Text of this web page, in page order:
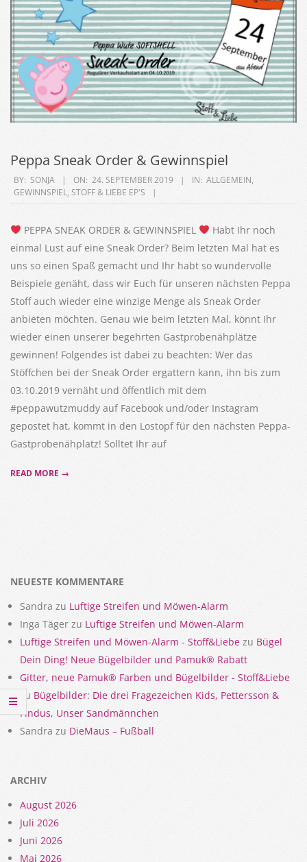
Peppa Sneak Order & Gewinnspiel
2019-
09-
BY: SONJA ON: 24. SEPTEMBER 2019 IN: ALLGEMEIN,
GEWINNSPIEL, STOFF & LIEBE EP'S
PEPPA SNEAK ORDER & GEWINNSPIEL
Habt Ihr noch
einmal Lust auf eine Sneak Order? Beim letzten Mal hat es
uns so einen Spaß gemacht und Ihr habt so wundervolle
Beispiele genäht, dass wir Euch für unseren nächsten Peppa
Stoff auch wieder eine winzige Menge als Sneak Order
anbieten möchten. Genau wie beim letzten Mal, könnt Ihr
wieder einen unserer begehrten Gastprobenähplätze
gewinnen! Folgendes ist dabei zu beachten: Wer das
Stöffchen bei der Sneak Order ergattern kann, ihn bis zum
03.10.2019 vernäht und öffentlich mit dem
#peppawutzmuddy auf Facebook und/oder Instagram
gepostet hat, kommt in den Lostopf für den nächsten Peppa-
Gastprobenähplatz! Solltet Ihr auf
READ MORE →
NEUESTE KOMMENTARE
Sandra zu Luftige Streifen und Möwen-Alarm
Inga Täger zu Luftige Streifen und Möwen-Alarm
Luftige Streifen und Möwen-Alarm - Stoff&Liebe zu Bügel
Dein Ding! Neue Bügelbilder und Pamuk® Rabatt
Gitter, neue Pamuk® Farben und Bügelbilder - Stoff&Liebe
zu Bügelbilder: Die drei Fragezeichen Kids, Pettersson &
Findus, Unser Sandmännchen
Sandra zu DieMaus – Fußball
ARCHIV
August 2026
Juli 2026
Juni 2026
Mai 2026